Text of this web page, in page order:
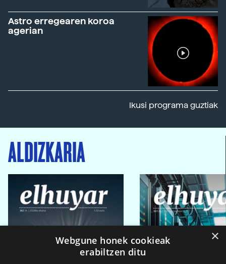
Astro erregearen koroa
agerian
Ikusi programa guztiak
ALDIZKARIA
×
Webgune honek cookieak
erabiltzen ditu